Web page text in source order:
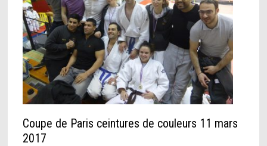
Coupe de Paris ceintures de couleurs 11 mars
2017